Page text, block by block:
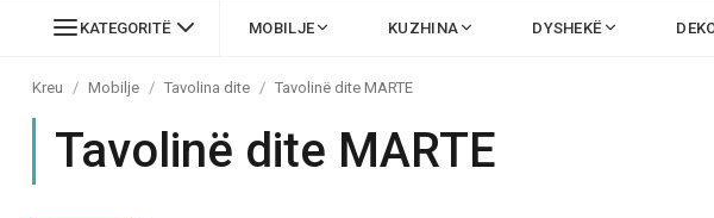
KATEGORITË MOBILJE KUZHINA DYSHEKË
Kreu / Mobilje / Tavolina dite / Tavolinë dite MARTE
Tavolinë dite MARTE